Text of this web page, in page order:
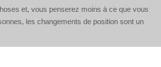
et, vous penserez moins à ce que vous
les changements de position sont un